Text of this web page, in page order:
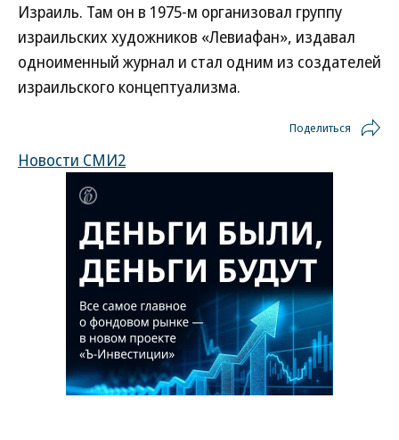
Израиль. Там он в 1975-м организовал группу
израильских художников «Левиафан», издавал
одноименный журнал и стал одним из создателей
израильского концептуализма.
Поделиться
Новости СМИ2